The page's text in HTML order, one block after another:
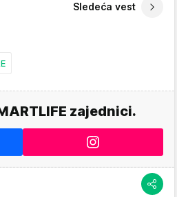
Sledeća vest
zajednici.